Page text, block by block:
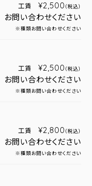
工賃 ¥2,500 （税込）
お問い合わせください
※種類お問い合わせください
工賃 ¥2,500 （税込）
お問い合わせください
※種類お問い合わせください
工賃 ¥2,800 （税込）
お問い合わせください
※種類お問い合わせください